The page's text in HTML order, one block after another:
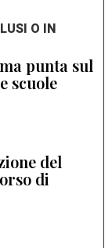
O IN
punta sul
scuole
del
di